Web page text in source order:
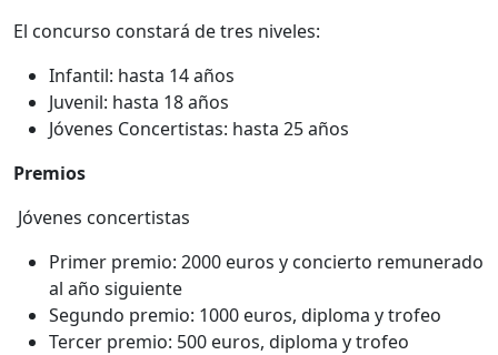
El concurso constará de tres niveles:
Infantil: hasta 14 años
Juvenil: hasta 18 años
Jóvenes Concertistas: hasta 25 años
Premios
Jóvenes concertistas
Primer premio: 2000 euros y concierto remunerado
al año siguiente
Segundo premio: 1000 euros, diploma y trofeo
Tercer premio: 500 euros, diploma y trofeo